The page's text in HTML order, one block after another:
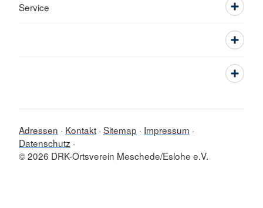
Service
Adressen Kontakt Sitemap
Impressum
Datenschutz
© 2026 DRK-Ortsverein Meschede/Eslohe e.V.